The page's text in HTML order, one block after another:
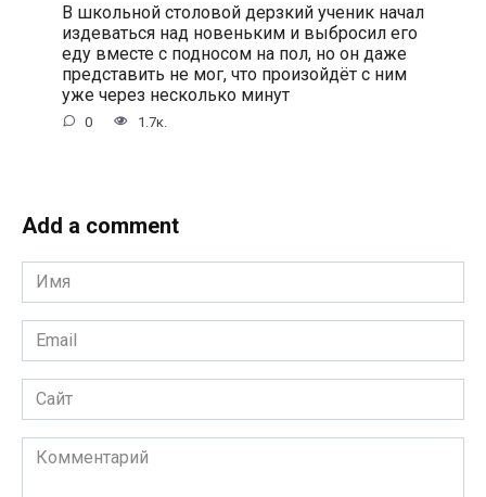
В школьной столовой дерзкий ученик начал
издеваться над новеньким и выбросил его
еду вместе с подносом на пол, но он даже
представить не мог, что произойдёт с ним
уже через несколько минут
0 1.7к.
Add a comment
Имя
*
Email
*
Сайт
Комментарий